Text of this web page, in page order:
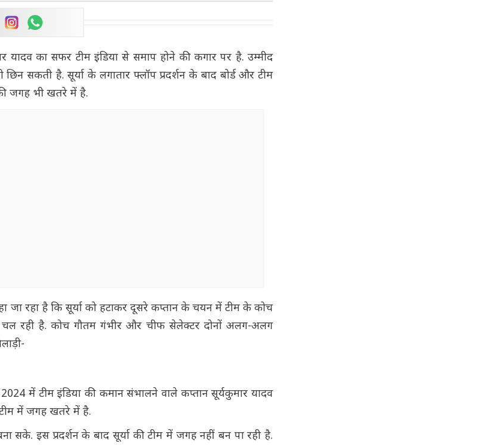
यादव का सफर टीम इंडिया से समाप होने की कगार पर है. उम्मीद
सकती है. सूर्या के लगातार फ्लॉप प्रदर्शन के बाद बोर्ड और टीम
जगह भी खतरे में है.
जा रहा है कि सूर्या को हटाकर दूसरे कप्तान के चयन में टीम के कोच
रही है. कोच गौतम गंभीर और चीफ सेलेक्टर दोनों अलग-अलग
में टीम इंडिया की कमान संभालने वाले कप्तान सूर्यकुमार यादव
में जगह खतरे में है.
इस प्रदर्शन के बाद सूर्या की टीम में जगह नहीं बन पा रही है.